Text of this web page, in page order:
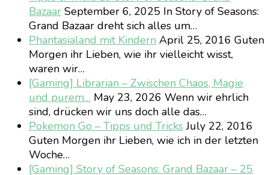
Bazaar September 6, 2025 In Story of Seasons:
Grand Bazaar dreht sich alles um…
Phantasialand mit Kindern April 25, 2016 Guten
Morgen ihr Lieben, wie ihr vielleicht wisst,
waren wir…
[Gaming] Librarian – Zwischen Chaos, Magie
und purem… May 23, 2026 Wenn wir ehrlich
sind, drücken wir uns doch alle das…
Pokemon Go – Tipps und TricksJuly 22, 2016
Guten Morgen ihr Lieben, wie ich in der letzten
Woche…
[Gaming] Story of Seasons: Grand Bazaar – 25